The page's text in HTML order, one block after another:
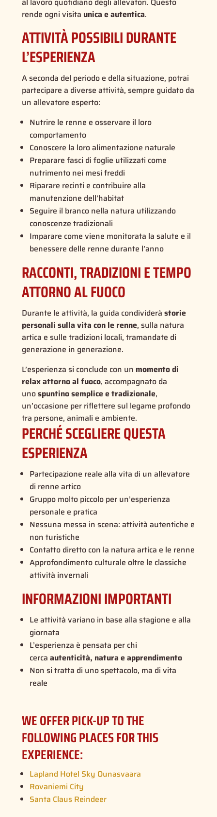
rende ogni visita unica e autentica.
ATTIVITÀ POSSIBILI DURANTE
L’ESPERIENZA
A seconda del periodo e della situazione, potrai
partecipare a diverse attività, sempre guidato da
un allevatore esperto:
Nutrire le renne e osservare il loro
comportamento
Conoscere la loro alimentazione naturale
Preparare fasci di foglie utilizzati come
nutrimento nei mesi freddi
Riparare recinti e contribuire alla
manutenzione dell’habitat
Seguire il branco nella natura utilizzando
conoscenze tradizionali
Imparare come viene monitorata la salute e il
benessere delle renne durante l’anno
RACCONTI, TRADIZIONI E TEMPO
ATTORNO AL FUOCO
Durante le attività, la guida condividerà storie
personali sulla vita con le renne, sulla natura
artica e sulle tradizioni locali, tramandate di
generazione in generazione.
L’esperienza si conclude con un momento di
relax attorno al fuoco, accompagnato da
unospuntino semplice e tradizionale,
un’occasione per riflettere sul legame profondo
tra persone, animali e ambiente.
PERCHÉ SCEGLIERE QUESTA
ESPERIENZA
Partecipazione reale alla vita di un allevatore
di renne artico
Gruppo molto piccolo per un’esperienza
personale e pratica
Nessuna messa in scena: attività autentiche e
non turistiche
Contatto diretto con la natura artica e le renne
Approfondimento culturale oltre le classiche
attività invernali
INFORMAZIONI IMPORTANTI
Le attività variano in base alla stagione e alla
giornata
L’esperienza è pensata per chi
cerca autenticità, natura e apprendimento
Non si tratta di uno spettacolo, ma di vita
reale
WE OFFER PICK-UP TO THE
FOLLOWING PLACES FOR THIS
EXPERIENCE:
Lapland Hotel Sky Ounasvaara
Rovaniemi City
Santa Claus Reindeer